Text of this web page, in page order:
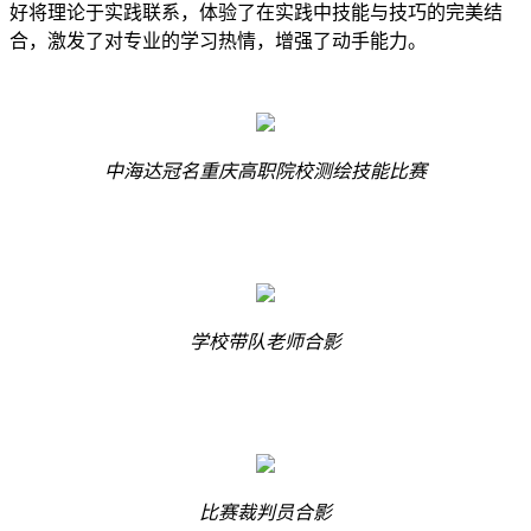
好将理论于实践联系，体验了在实践中技能与技巧的完美结
合，激发了对专业的学习热情，增强了动手能力。
中海达冠名重庆高职院校测绘技能比赛
学校带队老师合影
比赛裁判员合影